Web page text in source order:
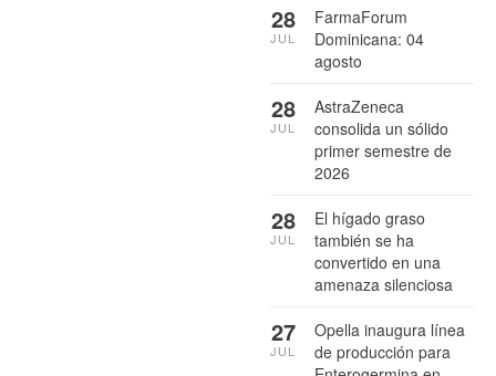
FarmaForum
Dominicana: 04
agosto
28
JUL
AstraZeneca
consolida un sólido
primer semestre de
2026
28
JUL
El hígado graso
también se ha
convertido en una
amenaza silenciosa
28
JUL
Opella inaugura línea
de producción para
27
JUL